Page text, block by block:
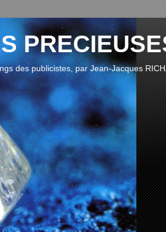
des publicistes, par Jean-Jacques